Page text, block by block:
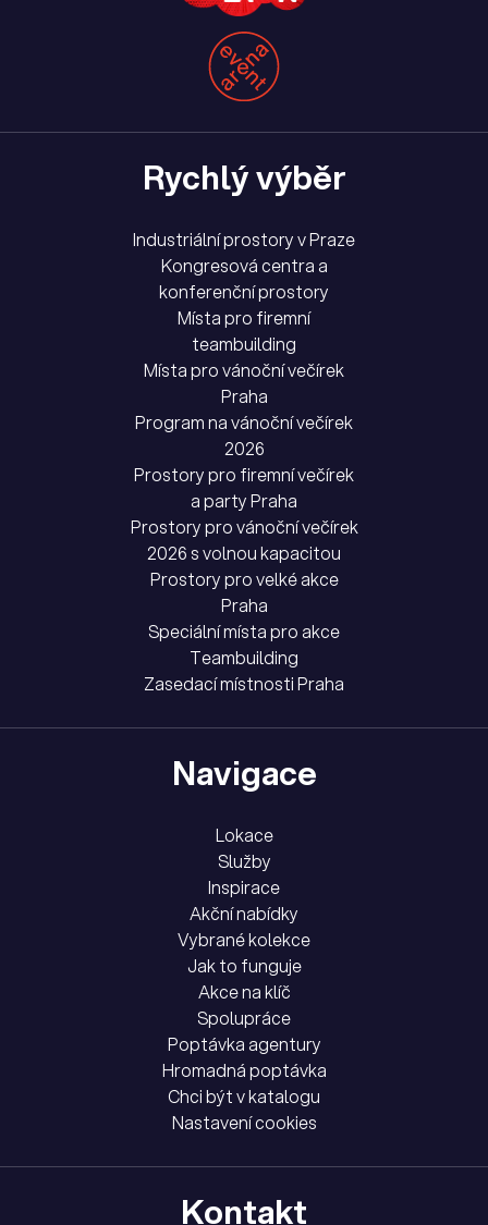
Rychlý výběr
Industriální prostory v Praze
Kongresová centra a
konferenční prostory
Místa pro firemní
teambuilding
Místa pro vánoční večírek
Praha
Program na vánoční večírek
2026
Prostory pro firemní večírek
a party Praha
Prostory pro vánoční večírek
2026 s volnou kapacitou
Prostory pro velké akce
Praha
Speciální místa pro akce
Teambuilding
Zasedací místnosti Praha
Navigace
Lokace
Služby
Inspirace
Akční nabídky
Vybrané kolekce
Jak to funguje
Akce na klíč
Spolupráce
Poptávka agentury
Hromadná poptávka
Chci být v katalogu
Nastavení cookies
Kontakt